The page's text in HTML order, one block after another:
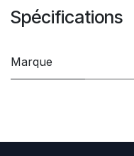
Spécifications
Marque